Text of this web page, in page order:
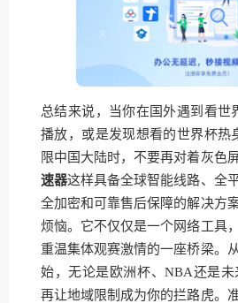
总结来说，当你在国外遇到看世
播放，或是发现想看的世界杯热
限中国大陆时，不要再对着灰色
速器这样具备全球智能线路、全
全加密和可靠售后保障的解决方
烦恼。它不仅仅是一个网络工具
重温集体观赛激情的一座桥梁。
始，无论是欧洲杯、NBA还是未
再让地域限制成为你的拦路虎。